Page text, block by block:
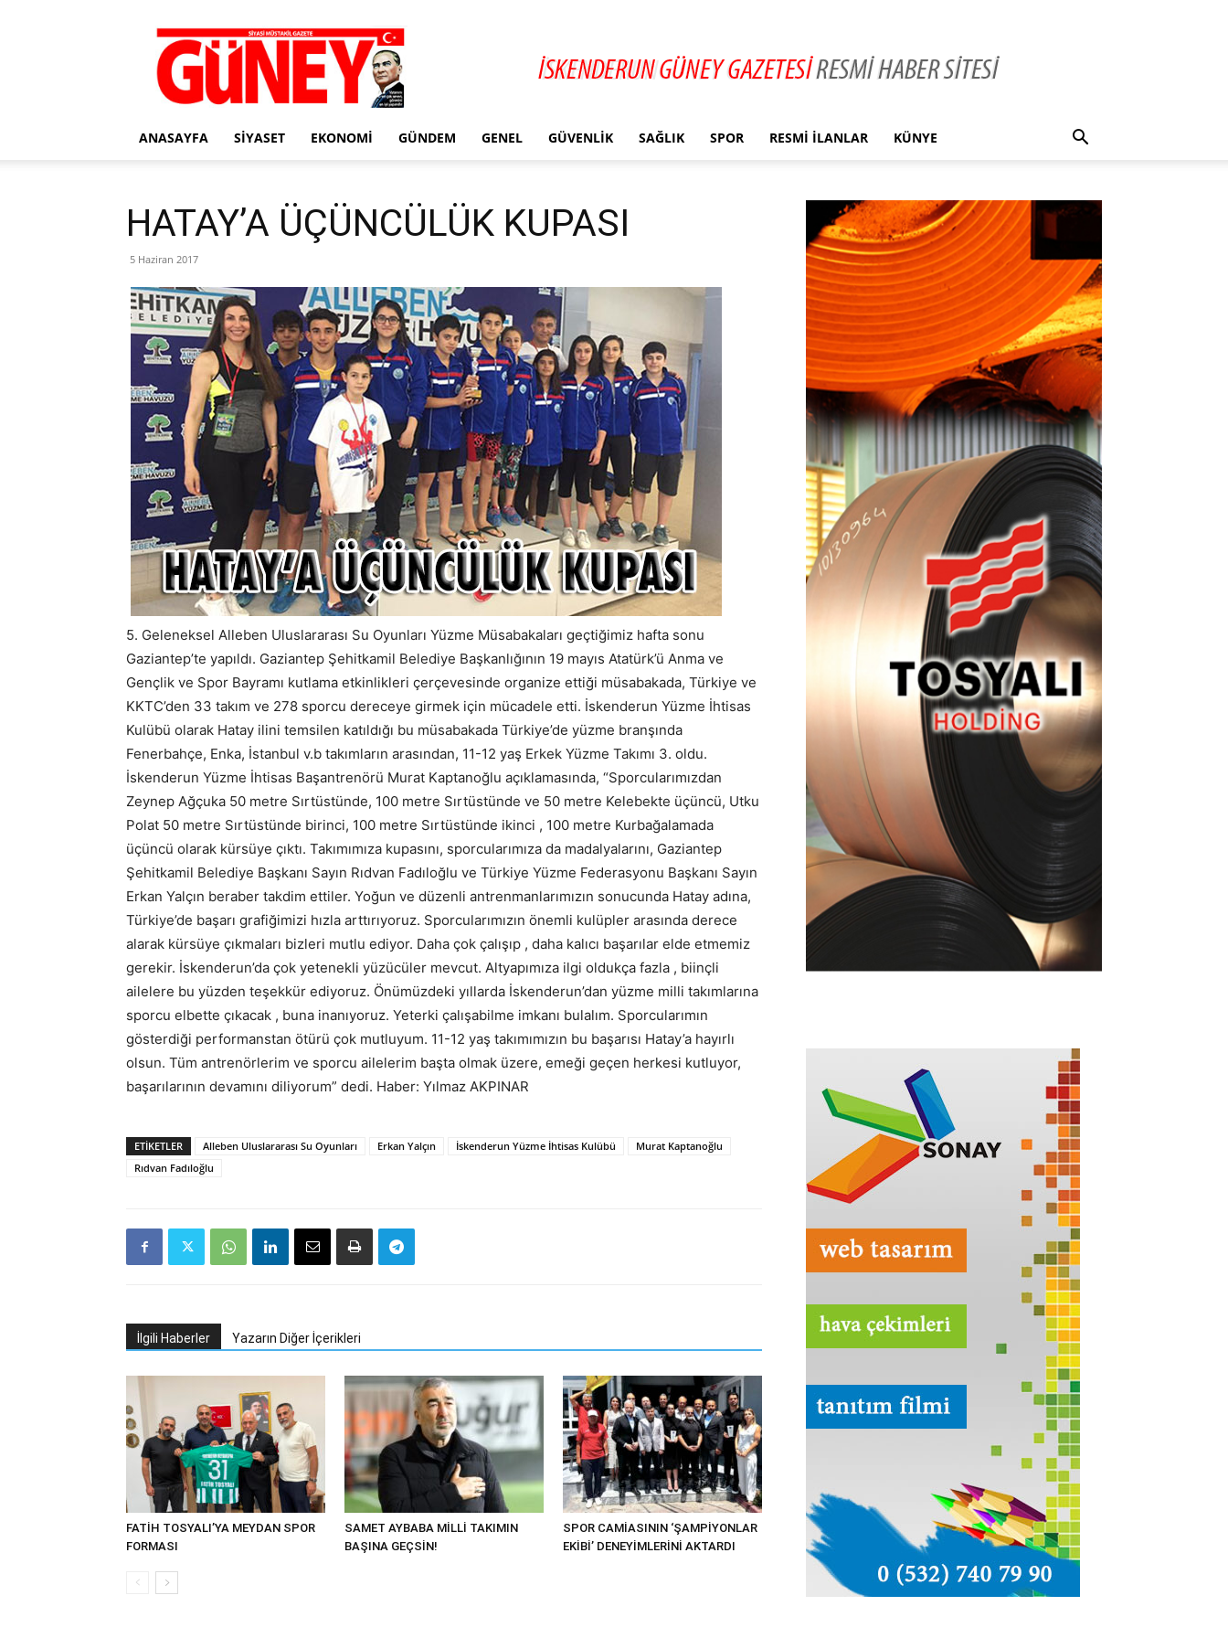
Gazete
Güney
ANASAYFA SIYASET EKONOMI GÜNDEM GENEL GÜVENLIK SAĞLIK SPOR RESMI İLANLAR KÜNYE
HATAY’A ÜÇÜNCÜLÜK KUPASI
5 Haziran 2017
5. Geleneksel Alleben Uluslararası Su Oyunları Yüzme Müsabakaları geçtiğimiz hafta sonu
Gaziantep’te yapıldı. Gaziantep Şehitkamil Belediye Başkanlığının 19 mayıs Atatürk’ü Anma ve
Gençlik ve Spor Bayramı kutlama etkinlikleri çerçevesinde organize ettiği müsabakada, Türkiye ve
KKTC’den 33 takım ve 278 sporcu dereceye girmek için mücadele etti. İskenderun Yüzme İhtisas
Kulübü olarak Hatay ilini temsilen katıldığı bu müsabakada Türkiye’de yüzme branşında
Fenerbahçe, Enka, İstanbul v.b takımların arasından, 11-12 yaş Erkek Yüzme Takımı 3. oldu.
İskenderun Yüzme İhtisas Başantrenörü Murat Kaptanoğlu açıklamasında, “Sporcularımızdan
Zeynep Ağçuka 50 metre Sırtüstünde, 100 metre Sırtüstünde ve 50 metre Kelebekte üçüncü, Utku
Polat 50 metre Sırtüstünde birinci, 100 metre Sırtüstünde ikinci , 100 metre Kurbağalamada
üçüncü olarak kürsüye çıktı. Takımımıza kupasını, sporcularımıza da madalyalarını, Gaziantep
Şehitkamil Belediye Başkanı Sayın Rıdvan Fadıloğlu ve Türkiye Yüzme Federasyonu Başkanı Sayın
Erkan Yalçın beraber takdim ettiler. Yoğun ve düzenli antrenmanlarımızın sonucunda Hatay adına,
Türkiye’de başarı grafiğimizi hızla arttırıyoruz. Sporcularımızın önemli kulüpler arasında derece
alarak kürsüye çıkmaları bizleri mutlu ediyor. Daha çok çalışıp , daha kalıcı başarılar elde etmemiz
gerekir. İskenderun’da çok yetenekli yüzücüler mevcut. Altyapımıza ilgi oldukça fazla , biinçli
ailelere bu yüzden teşekkür ediyoruz. Önümüzdeki yıllarda İskenderun’dan yüzme milli takımlarına
sporcu elbette çıkacak , buna inanıyoruz. Yeterki çalışabilme imkanı bulalım. Sporcularımın
gösterdiği performanstan ötürü çok mutluyum. 11-12 yaş takımımızın bu başarısı Hatay’a hayırlı
olsun. Tüm antrenörlerim ve sporcu ailelerim başta olmak üzere, emeği geçen herkesi kutluyor,
başarılarının devamını diliyorum” dedi. Haber: Yılmaz AKPINAR
ETIKETLER Alleben Uluslararası Su Oyunları Erkan Yalçın İskenderun Yüzme İhtisas Kulübü
Murat Kaptanoğlu
Rıdvan Fadıloğlu
İlgili Haberler Yazarın Diğer İçerikleri
FATİH TOSYALI’YA MEYDAN SPOR
FORMASI
SAMET AYBABA MİLLİ TAKIMIN
BAŞINA GEÇSİN!
SPOR CAMİASININ ‘ŞAMPİYONLAR
EKİBİ’ DENEYİMLERİNİ AKTARDI